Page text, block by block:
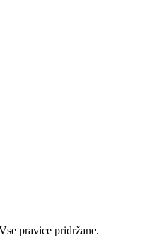
pravice pridržane.